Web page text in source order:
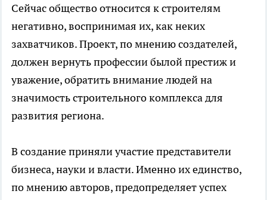
Сейчас общество относится к строителям
негативно, воспринимая их, как неких
захватчиков. Проект, по мнению создателей,
должен вернуть профессии былой престиж и
уважение, обратить внимание людей на
значимость строительного комплекса для
развития региона.
В создание приняли участие представители
бизнеса, науки и власти. Именно их единство,
по мнению авторов, предопределяет успех